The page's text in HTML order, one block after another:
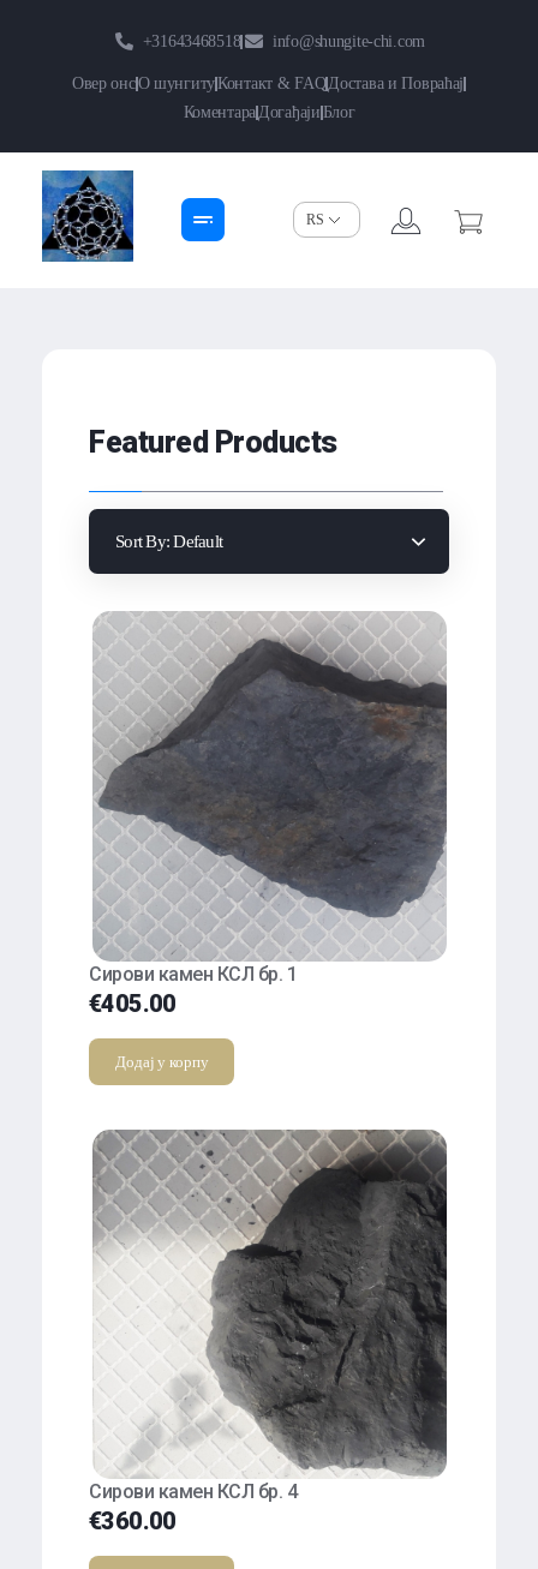
+31643468518 info@shungite-chi.com
Овер онсО шунгитуКонтакт & FAQДостава и Повраћај
КоментараДогађаји Блог
Featured Products
Sort By:Default
Сирови камен КСЛ бр. 1
€405.00
Додај у корпу
Сирови камен КСЛ бр. 4
€360.00